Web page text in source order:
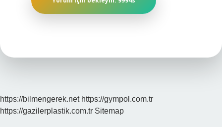
https://bilmengerek.net https://gympol.com.tr
https://gazilerplastik.com.tr Sitemap